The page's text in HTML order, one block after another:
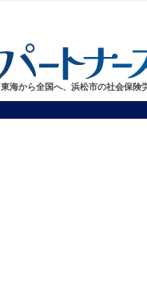
東海から全国へ、浜松市の社会保険